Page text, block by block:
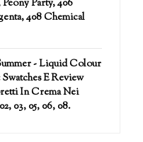
Party, 406
408 Chemical
- Liquid Colour
E Review
In Crema Nei
03, 05, 06, 08.